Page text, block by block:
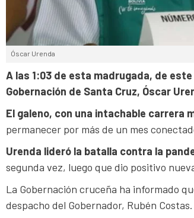
Óscar Urenda
A las 1:03 de esta madrugada, de
Gobernación de Santa Cruz, Óscar
El galeno, con una intachable carrera
permanecer por más de un mes
Urenda lideró la batalla contra la
segunda vez, luego que dio positivo
La Gobernación cruceña ha informado
despacho del Gobernador, Rubén Costas.